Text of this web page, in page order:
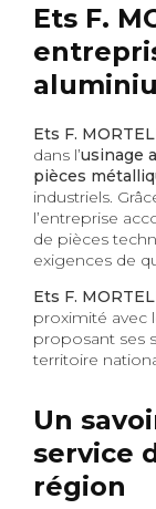
Ets F.
Ets F.
dans l’usinage
pièces
industriels.
l’entreprise
de pièces
exigences de
Ets F.
proximité avec
proposant ses
territoire
Un
service
région